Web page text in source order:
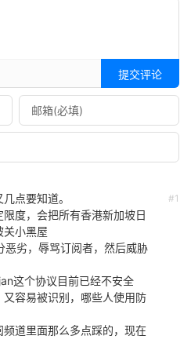
提交评论
#1
点要知道。
度，会把所有香港新加坡日
关小黑屋
恶劣，辱骂订阅者，然后威胁
这个协议目前已经不安全
容易被识别，哪些人使用防
道里面那么多点踩的，现在